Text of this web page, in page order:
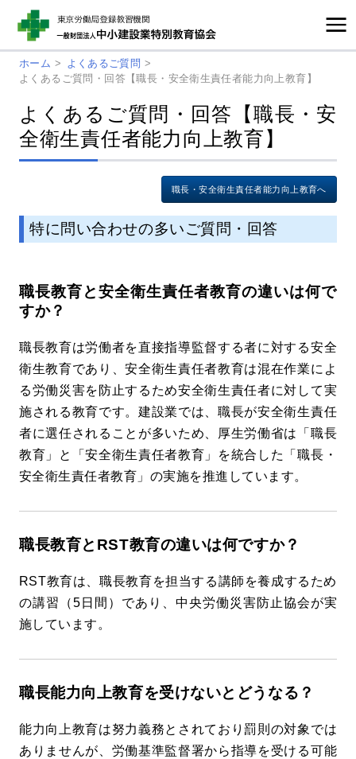
ホーム > よくあるご質問 >
よくあるご質問・回答【職長・安全衛生責任者能力向上教育】
よくあるご質問・回答【職長・安
全衛生責任者能力向上教育】
職長・安全衛生責任者能力向上教育へ
特に問い合わせの多いご質問・回答
職長教育と安全衛生責任者教育の違いは何で
すか？
職長教育は労働者を直接指導監督する者に対する安全
衛生教育であり、安全衛生責任者教育は混在作業によ
る労働災害を防止するため安全衛生責任者に対して実
施される教育です。建設業では、職長が安全衛生責任
者に選任されることが多いため、厚生労働省は「職長
教育」と「安全衛生責任者教育」を統合した「職長・
安全衛生責任者教育」の実施を推進しています。
職長教育とRST教育の違いは何ですか？
RST教育は、職長教育を担当する講師を養成するため
の講習（5日間）であり、中央労働災害防止協会が実
施しています。
職長能力向上教育を受けないとどうなる？
能力向上教育は努力義務とされており罰則の対象では
ありませんが、労働基準監督署から指導を受ける可能